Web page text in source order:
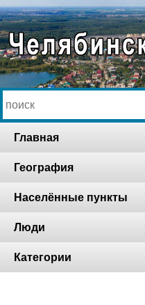
Главная
География
Населённые пункты
Люди
Категории